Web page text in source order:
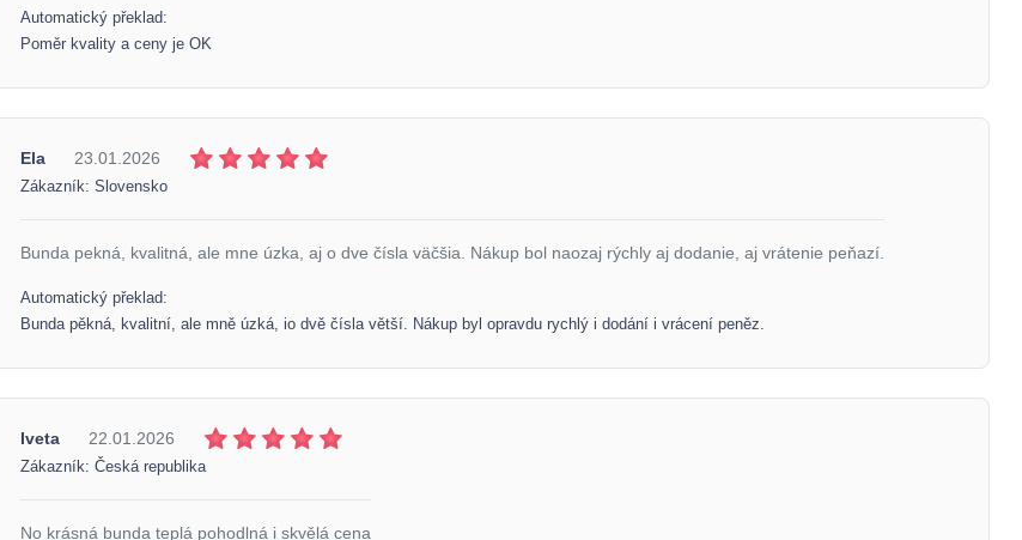
Automatický překlad:
Poměr kvality a ceny je OK
Ela 23.01.2026
Zákazník: Slovensko
Bunda pekná, kvalitná, ale mne úzka, aj o dve čísla väčšia. Nákup bol naozaj rýchly aj dodanie, aj vrátenie peňazí.
Automatický překlad:
Bunda pěkná, kvalitní, ale mně úzká, io dvě čísla větší. Nákup byl opravdu rychlý i dodání i vrácení peněz.
Iveta 22.01.2026
Zákazník: Česká republika
No krásná bunda teplá pohodlná i skvělá cena